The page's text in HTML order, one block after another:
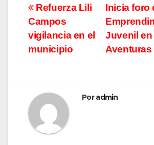
Navegación
de
entradas
Inicia foro
Juvenil en
Aventuras
Refuerza Lili
Campos
vigilancia en el
municipio
Poradmin